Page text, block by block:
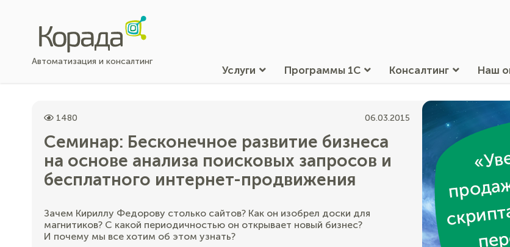
Автоматизация и консалтинг
Услуги Программы 1С Консалтинг Наш
1480 06.03.2015
Семинар: Бесконечное развитие бизнеса
на основе анализа поисковых запросов и
бесплатного интернет-продвижения
Зачем Кириллу Федорову столько сайтов? Как он изобрел доски для
магнитиков? С какой периодичностью он открывает новый бизнес?
И почему мы все хотим об этом узнать?